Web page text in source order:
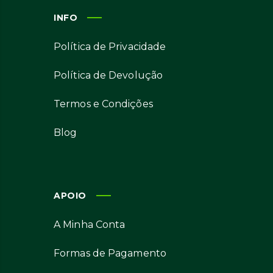
INFO
Política de Privacidade
Política de Devolução
Termos e Condições
Blog
APOIO
A Minha Conta
Formas de Pagamento